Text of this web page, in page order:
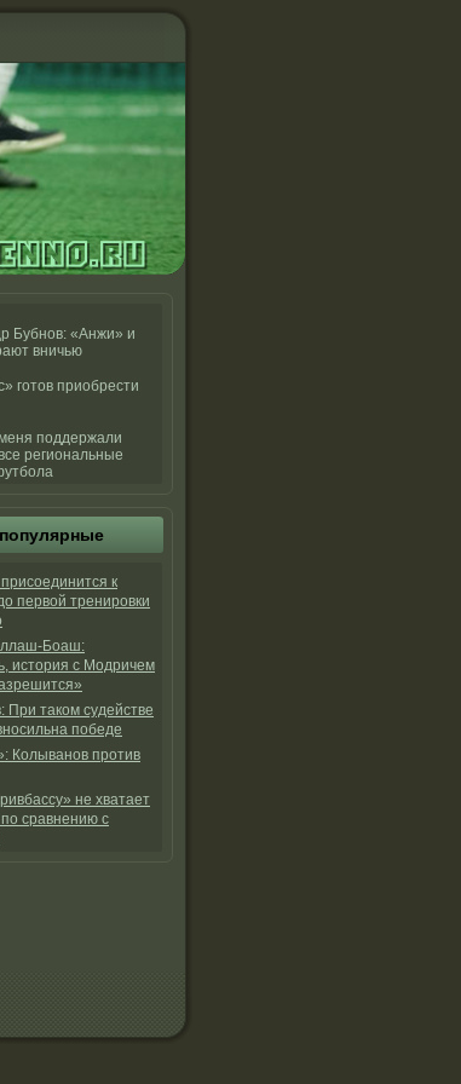
Бубнов: «Анжи» и
вничью
готов приобрести
поддержали
региональные
к
первой тренировки
Боаш:
история с Модричем
При таком судействе
победе
Колыванов против
не хватает
сравнению с